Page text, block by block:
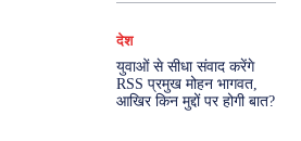
देश
युवाओं से सीधा संवाद करेंगे
RSS प्रमुख मोहन भागवत,
आखिर किन मुद्दों पर होगी बात?